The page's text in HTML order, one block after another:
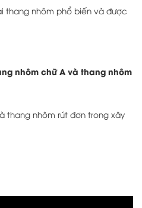
thang nhôm phổ biến và được
nhôm chữ A và thang nhôm
thang nhôm rút đơn trong xây